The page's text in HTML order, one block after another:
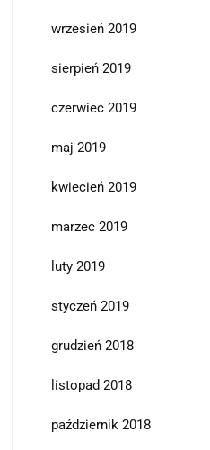
wrzesień 2019
sierpień 2019
czerwiec 2019
maj 2019
kwiecień 2019
marzec 2019
luty 2019
styczeń 2019
grudzień 2018
listopad 2018
październik 2018